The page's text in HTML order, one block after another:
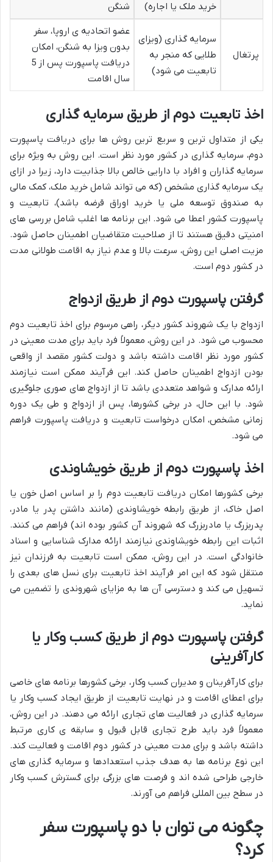
خرید ملک یا اجاره) شنگن
پرتغال
سرمایه گذاری (ویزای
طلایی که منجر به
تابعیت می شود)
عضو اتحادیه ی اروپا، سفر
بدون ویزا به شنگن، امکان
دریافت پاسپورت پس از 5
سال اقامت
اخذ تابعیت دوم از طریق سرمایه گذاری
یکی از متداول ترین و سریع ترین روش ها برای دریافت پاسپورت
دوم، سرمایه گذاری در کشور مورد نظر است. این روش به ویژه برای
سرمایه گذاران و افراد با دارایی خالص بالا جذابیت دارد، زیرا در ازای
یک سرمایه گذاری مشخص (که می تواند شامل خرید ملک، کمک مالی
به صندوق توسعه ملی یا خرید اوراق قرضه باشد)، تابعیت و
پاسپورت کشور اعطا می شود. این برنامه ها اغلب شامل بررسی های
امنیتی دقیق هستند تا از صلاحیت متقاضیان اطمینان حاصل شود.
مزیت اصلی این روش، سرعت بالا و عدم نیاز به اقامت طولانی مدت
در کشور دوم است.
گرفتن پاسپورت دوم از طریق ازدواج
ازدواج با یک شهروند کشور دیگر، راهی مرسوم برای اخذ تابعیت دوم
محسوب می شود. در این روش، معمولاً فرد باید برای مدت معینی در
کشور مورد نظر اقامت داشته باشد و دولت کشور مقصد از واقعی
بودن ازدواج اطمینان حاصل کند. این فرآیند ممکن است نیازمند
ارائه مدارک و شواهد متعددی باشد تا از ازدواج های صوری جلوگیری
شود. با این حال، در برخی کشورها، پس از ازدواج و طی یک دوره
زمانی مشخص، امکان درخواست تابعیت و دریافت پاسپورت فراهم
می شود.
اخذ پاسپورت دوم از طریق خویشاوندی
برخی کشورها امکان دریافت تابعیت دوم را بر اساس اصل خون یا
اصل خاک، از طریق رابطه خویشاوندی (مانند داشتن پدر یا مادر،
پدربزرگ یا مادربزرگ که شهروند آن کشور بوده اند) فراهم می کنند.
اثبات این رابطه خویشاوندی نیازمند ارائه مدارک شناسایی و اسناد
خانوادگی است. در این روش، ممکن است تابعیت به فرزندان نیز
منتقل شود که این امر فرآیند اخذ تابعیت برای نسل های بعدی را
تسهیل می کند و دسترسی آن ها به مزایای شهروندی را تضمین می
نماید.
گرفتن پاسپورت دوم از طریق کسب وکار یا
کارآفرینی
برای کارآفرینان و مدیران کسب وکار، برخی کشورها برنامه های خاصی
برای اعطای اقامت و در نهایت تابعیت از طریق ایجاد کسب وکار یا
سرمایه گذاری در فعالیت های تجاری ارائه می دهند. در این روش،
معمولاً فرد باید طرح تجاری قابل قبول و سابقه ی کاری مرتبط
داشته باشد و برای مدت معینی در کشور دوم اقامت و فعالیت کند.
این نوع برنامه ها به هدف جذب استعدادها و سرمایه گذاری های
خارجی طراحی شده اند و فرصت های بزرگی برای گسترش کسب وکار
در سطح بین المللی فراهم می آورند.
چگونه می توان با دو پاسپورت سفر
کرد؟